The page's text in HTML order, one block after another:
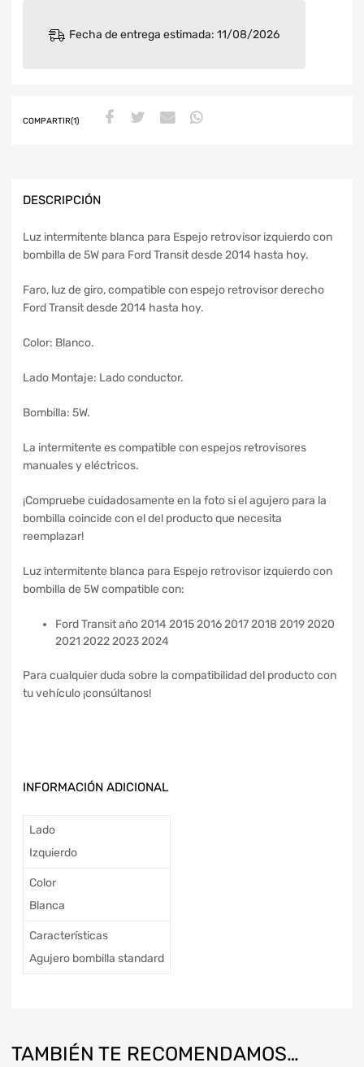
Fecha de entrega estimada: 11/08/2026
COMPARTIR(1)
DESCRIPCIÓN
Luz intermitente blanca para Espejo retrovisor izquierdo con
bombilla de 5W para Ford Transit desde 2014 hasta hoy.
Faro, luz de giro, compatible con espejo retrovisor derecho
Ford Transit desde 2014 hasta hoy.
Color: Blanco.
Lado Montaje: Lado conductor.
Bombilla: 5W.
La intermitente es compatible con espejos retrovisores
manuales y eléctricos.
¡Compruebe cuidadosamente en la foto si el agujero para la
bombilla coincide con el del producto que necesita
reemplazar!
Luz intermitente blanca para Espejo retrovisor izquierdo con
bombilla de 5W compatible con:
Ford Transit año 2014 2015 2016 2017 2018 2019 2020
2021 2022 2023 2024
Para cualquier duda sobre la compatibilidad del producto con
tu vehículo ¡consúltanos!
INFORMACIÓN ADICIONAL
Lado
Izquierdo
Color
Blanca
Características
Agujero bombilla standard
TAMBIÉN TE RECOMENDAMOS…